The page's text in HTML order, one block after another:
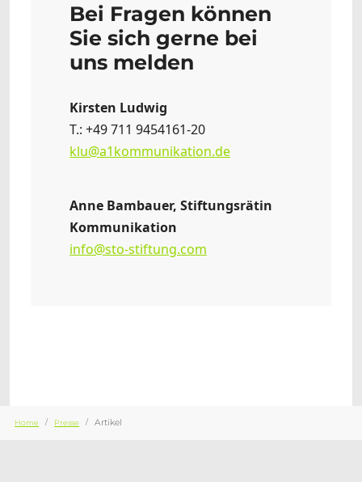
Bei Fragen können
Sie sich gerne bei
uns melden
Kirsten Ludwig
T.: +49 711 9454161-20
klu@a1kommunikation.de
Anne Bambauer, Stiftungsrätin
Kommunikation
info@sto-stiftung.com
Home Presse Artikel